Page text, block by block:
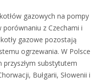
gazowych na pompy
porównaniu z Czechami i
gazowe pozostają
ogrzewania. W Polsce
substytutem
Bułgarii, Słowenii i